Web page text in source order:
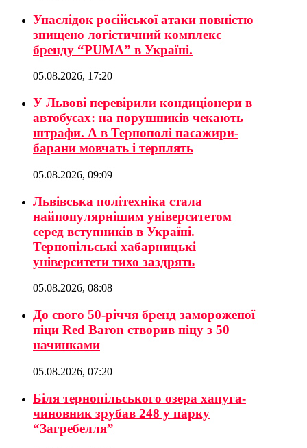
Унаслідок російської атаки повністю
знищено логістичний комплекс
бренду “PUMA” в Україні.
05.08.2026, 17:20
У Львові перевірили кондиціонери в
автобусах: на порушників чекають
штрафи. А в Тернополі пасажири-
барани мовчать і терплять
05.08.2026, 09:09
Львівська політехніка стала
найпопулярнішим університетом
серед вступників в Україні.
Тернопільські хабарницькі
університети тихо заздрять
05.08.2026, 08:08
До свого 50-річчя бренд замороженої
піци Red Baron створив піцу з 50
начинками
05.08.2026, 07:20
Біля тернопільського озера хапуга-
чиновник зрубав 248 у парку
“Загребелля”